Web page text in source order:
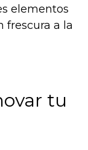
elementos
frescura a la